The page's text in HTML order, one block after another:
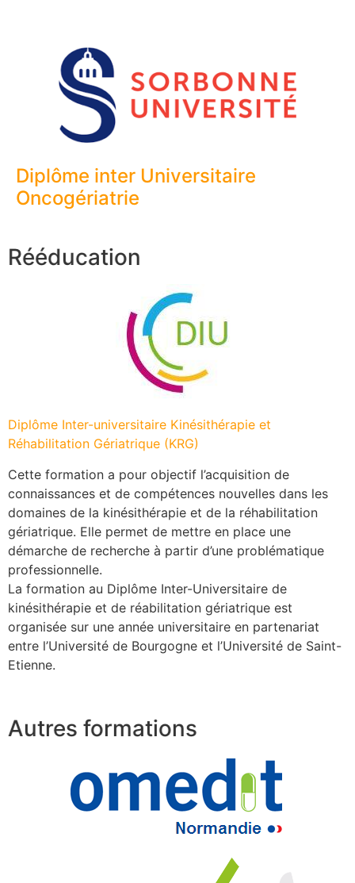
Diplôme inter Universitaire
Oncogériatrie
Rééducation
Diplôme Inter-universitaire Kinésithérapie et
Réhabilitation Gériatrique (KRG)
Cette formation a pour objectif l’acquisition de
connaissances et de compétences nouvelles dans les
domaines de la kinésithérapie et de la réhabilitation
gériatrique. Elle permet de mettre en place une
démarche de recherche à partir d’une problématique
professionnelle.
La formation au Diplôme Inter-Universitaire de
kinésithérapie et de réabilitation gériatrique est
organisée sur une année universitaire en partenariat
entre l’Université de Bourgogne et l’Université de Saint-
Etienne.
Autres formations